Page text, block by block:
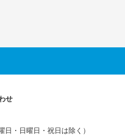
せ
・日曜日・祝日は除く）